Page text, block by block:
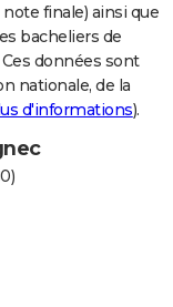
finale) ainsi que
bacheliers de
données sont
nationale, de la
d'informations).